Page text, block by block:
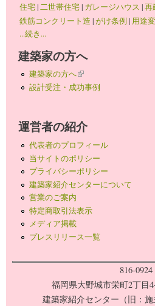
住宅|二世帯住宅| ガレージハウス |再
鉄筋コンクリート造 |がけ条例 | 用途
...続き...
建築家の方へ
建築家の方へ(link is external)
設計受注・成功事例
運営者の紹介
代表者のプロフィール
当サイトのポリシー
プライバシーポリシー
建築家紹介センターについて
営業のご案内
特定商取引法表示
メディア掲載
プレスリリース一覧
816-0924
福岡県大野城市栄町2丁
建築家紹介センター（旧：施